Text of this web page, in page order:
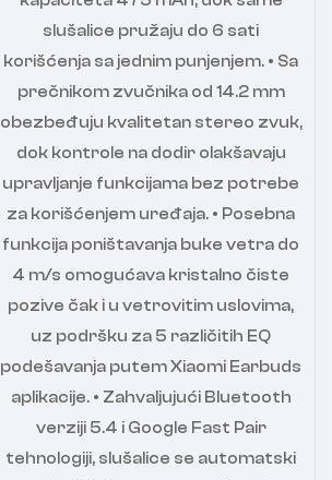
slušalice pružaju do 6 sati
korišćenja sa jednim punjenjem. • Sa
prečnikom zvučnika od 14.2 mm
obezbeđuju kvalitetan stereo zvuk,
dok kontrole na dodir olakšavaju
upravljanje funkcijama bez potrebe
za korišćenjem uređaja. • Posebna
funkcija poništavanja buke vetra do
4 m/s omogućava kristalno čiste
pozive čak i u vetrovitim uslovima,
uz podršku za 5 različitih EQ
podešavanja putem Xiaomi Earbuds
aplikacije. • Zahvaljujući Bluetooth
verziji 5.4 i Google Fast Pair
tehnologiji, slušalice se automatski